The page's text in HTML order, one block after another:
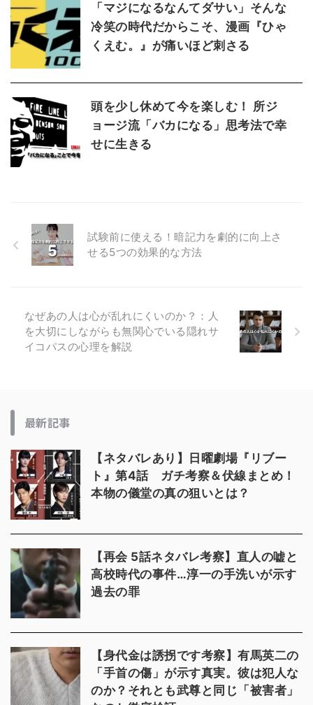
「マジになるなんてダサい」そんな
冷笑の時代だからこそ、漫画『ひゃ
くえむ。』が痛いほど刺さる
頭を少し休めて今を楽しむ！ 所ジ
ョージ流「バカになる」思考法で幸
せに生きる
試験前に使える！暗記力を劇的に向上さ
せる5つの効果的な方法
なぜあの人は心が乱れにくいのか？：人
を大切にしながらも無関心でいる隠れサ
イコパスの心理を解説
最新記事
【ネタバレあり】日曜劇場『リブー
ト』第4話 ガチ考察＆伏線まとめ！
本物の儀堂の真の狙いとは？
【再会 5話ネタバレ考察】直人の嘘と
高校時代の事件…淳一の手洗いが示す
過去の罪
【身代金は誘拐です考察】有馬英二の
「手首の傷」が示す真実。彼は犯人な
のか？それとも武尊と同じ「被害者」